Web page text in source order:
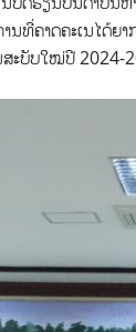
ທີ່ຄາດຄະເນໄດ້ຍ
ສະບັບໃໝ່ປີ